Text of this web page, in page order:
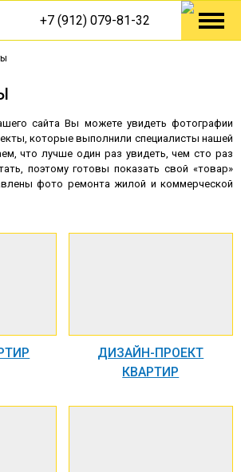
+7 (912) 079-81-32
сайта Вы можете увидеть фотографии
которые выполнили специалисты нашей
что лучше один раз увидеть, чем сто раз
поэтому готовы показать свой «товар»
фото ремонта жилой и коммерческой
ДИЗАЙН-ПРОЕКТ
КВАРТИР